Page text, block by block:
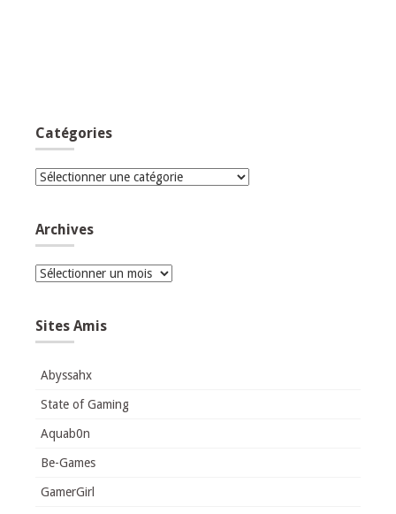
Catégories
Catégories
Archives
Archives
Sites Amis
Abyssahx
State of Gaming
Aquab0n
Be-Games
GamerGirl